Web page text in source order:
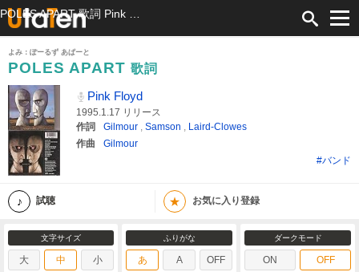
よみ：ぽーるず あぱーと
POLES APART 歌詞
Pink Floyd
1995.1.17 リリース
作詞
Gilmour , Samson , Laird-Clowes
作曲
Gilmour
#バンド
試聴 ★ お気に入り登録
文字サイズ
大 中 小
ふりがな
あ A OFF
ダークモード
ON OFF